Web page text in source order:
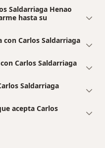
Saldarriaga Henao
hasta su
con Carlos Saldarriaga
Carlos Saldarriaga
Saldarriaga
acepta Carlos